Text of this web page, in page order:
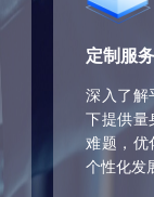
定制服
深入了解
下提供量
难题，优
个性化发